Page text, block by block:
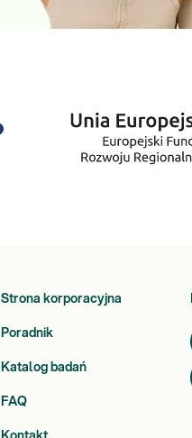
Strona korporacyjna
Poradnik
Katalog badań
FAQ